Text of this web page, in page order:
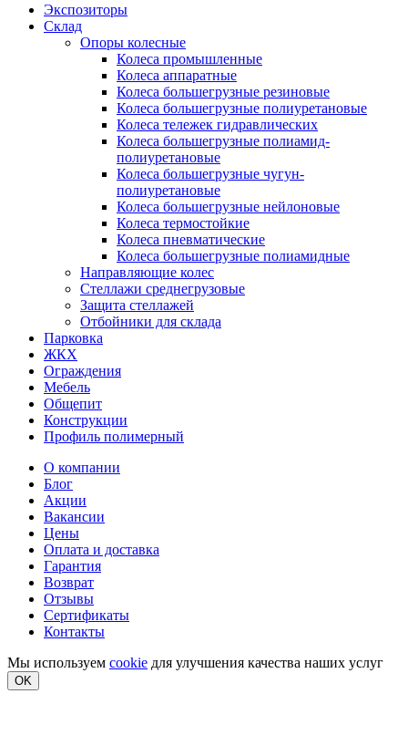
Экспозиторы
Склад
Опоры колесные
Колеса промышленные
Колеса аппаратные
Колеса большегрузные резиновые
Колеса большегрузные полиуретановые
Колеса тележек гидравлических
Колеса большегрузные полиамид-
полиуретановые
Колеса большегрузные чугун-
полиуретановые
Колеса большегрузные нейлоновые
Колеса термостойкие
Колеса пневматические
Колеса большегрузные полиамидные
Направляющие колес
Стеллажи среднегрузовые
Защита стеллажей
Отбойники для склада
Парковка
ЖКХ
Ограждения
Мебель
Общепит
Конструкции
Профиль полимерный
О компании
Блог
Акции
Вакансии
Цены
Оплата и доставка
Гарантия
Возврат
Отзывы
Сертификаты
Контакты
Мы используем cookie для улучшения качества наших услуг
OK